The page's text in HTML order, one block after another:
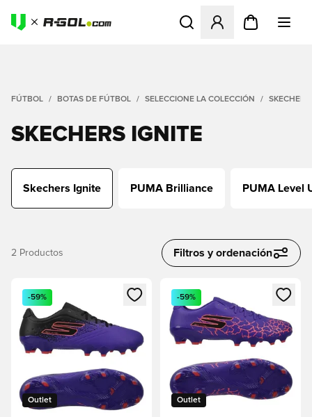
Abre un modal para iniciar
FÚTBOL BOTAS DE FÚTBOL SELECCIONE LA COLECCIÓN
SKECHERS IGNITE
Skechers Ignite PUMA Brilliance PUMA Level
2 Productos Filtros y ordenación
Abre un modal para iniciar sesión o registrarse como
Outlet
-59%
Abre un modal para iniciar
Outlet
-59%